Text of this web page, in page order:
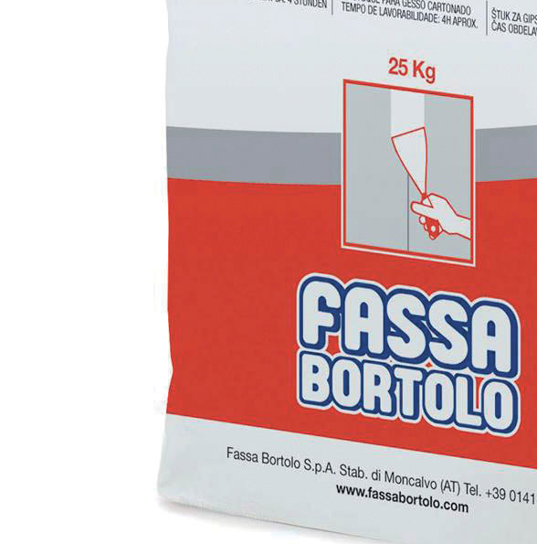
Sistema INTONACATURA E COSTRUZIONE PRODOTTI A BASE CALCE AEREA
KB 13 EVOLUTION
Intonaco di fondo bianco fibrorinforzato a base di calce aerea, per
interni ed esterni